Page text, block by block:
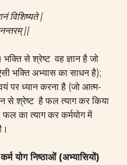
विशिष्यते |
||
से श्रेष्ट वह ज्ञान है जो
भक्ति अभ्यास का साधन है);
पर ध्यान करना है (जो आत्म-
से श्रेष्ट है फल त्याग कर किया
फल का त्याग कर कर्मयोग में
योग निष्ठाओं (अभ्यासियों)